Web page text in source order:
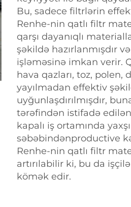
Bu, sadece filtrlərin
Renhe-nin qatlı filtr
qarşı dayanıqlı
şəkildə hazırlanmışdır
işləməsinə imkan verir.
hava qazları, toz, polen,
yayılmadan effektiv
uyğunlaşdırılmışdır,
tərəfindən istifadə
kapalı iş ortamında
səbəbindənproductive
Renhe-nin qatlı filtr
artırılabilir ki, bu da
kömək edir.